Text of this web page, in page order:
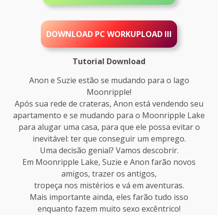
DOWNLOAD PC WORKUPLOAD III
Tutorial Download
Anon e Suzie estão se mudando para o lago
Moonripple!
Após sua rede de crateras, Anon está vendendo seu
apartamento e se mudando para o Moonripple Lake
para alugar uma casa, para que ele possa evitar o
inevitável: ter que conseguir um emprego.
Uma decisão genial? Vamos descobrir.
Em Moonripple Lake, Suzie e Anon farão novos
amigos, trazer os antigos,
tropeça nos mistérios e vá em aventuras.
Mais importante ainda, eles farão tudo isso
enquanto fazem muito sexo excêntrico!